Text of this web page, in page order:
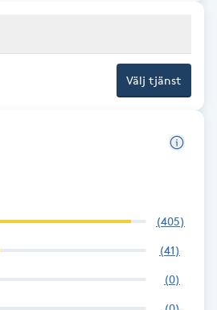
Välj tjänst
(405)
(41)
(0)